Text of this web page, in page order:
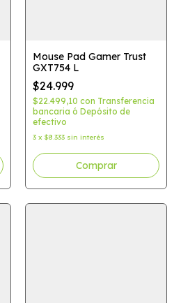
Mouse Pad Gamer Trust
GXT754 L
$24.999
$22.499,10 con Transferencia
bancaria ó Depósito de
efectivo
3 x $8.333 sin interés